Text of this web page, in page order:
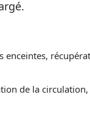
enceintes,
de la